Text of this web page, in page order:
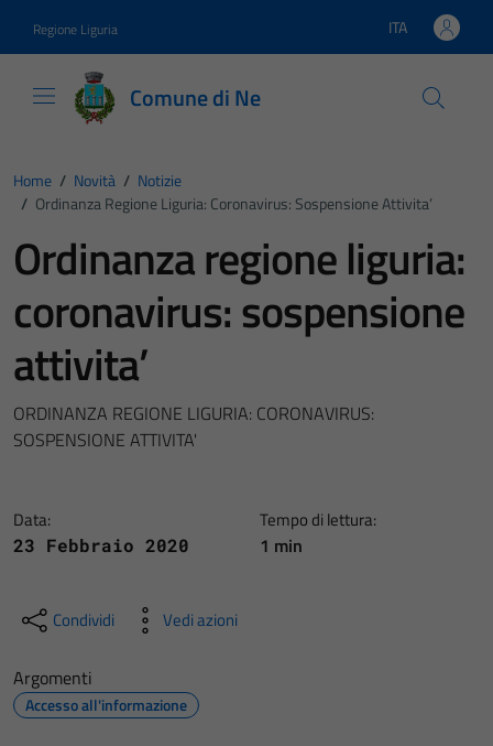
Regione Liguria Lingua attiva:
ITA
Comune di Ne
Home / Novità / Notizie
/ Ordinanza Regione Liguria: Coronavirus: Sospensione Attivita’
Ordinanza regione liguria:
coronavirus: sospensione
attivita’
ORDINANZA REGIONE LIGURIA: CORONAVIRUS:
SOSPENSIONE ATTIVITA'
Data:
23 Febbraio 2020
Tempo di lettura:
1 min
Condividi Vedi azioni
Argomenti
Accesso all'informazione